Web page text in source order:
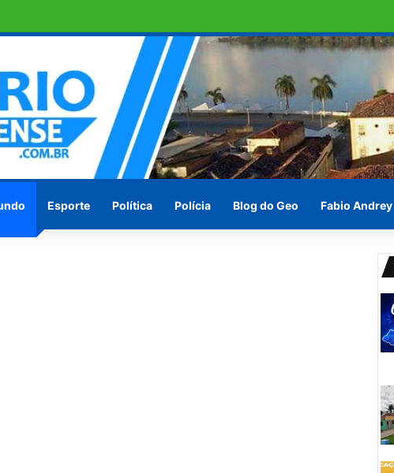
Esporte Política Polícia Blog do Geo Fabio Andrey